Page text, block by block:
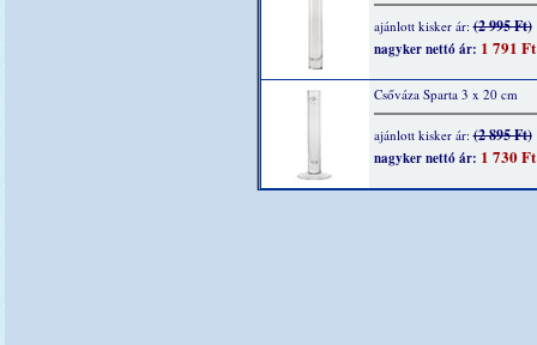
ajánlott kisker ár:(2 995 Ft)
nagyker nettó ár: 1 791 Ft
Csőváza Sparta 3 x 20 cm
ajánlott kisker ár:(2 895 Ft)
nagyker nettó ár: 1 730 Ft